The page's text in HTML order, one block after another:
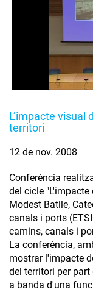
L’impacte visual
territori
12 de nov. 2008
Conferència
del cicle "L'impacte
Modest Batlle,
canals i ports
camins, canals i
La conferència,
mostrar l'impacte
del territori per
a banda d'una